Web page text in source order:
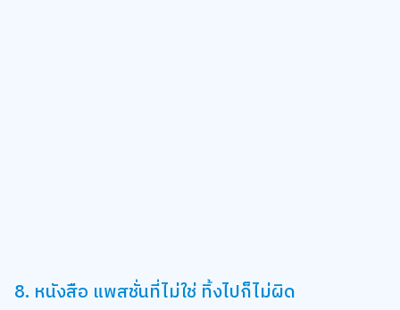
8. หนังสือ แพสชั่นที่ไม่ใช่ ทิ้งไปก็ไม่ผิด